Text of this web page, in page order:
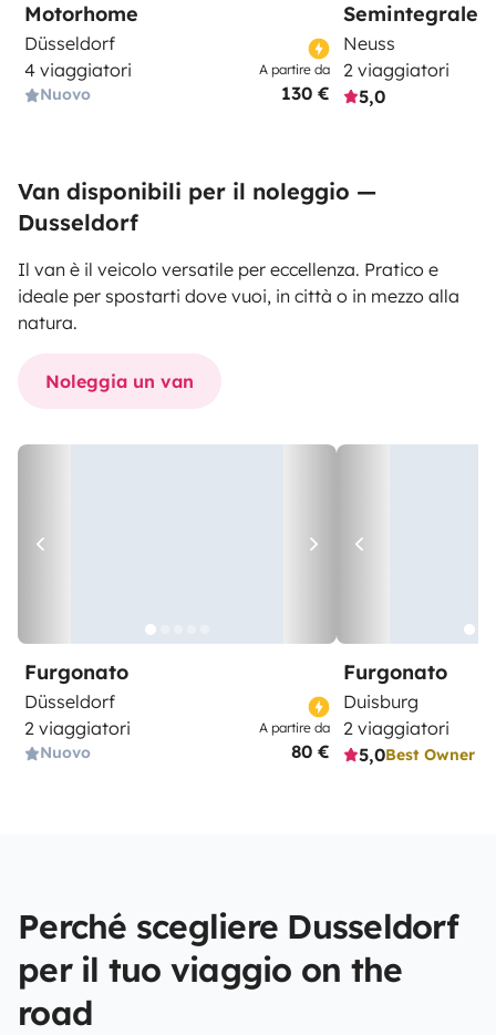
Motorhome
Düsseldorf
4 viaggiatori
Nuovo
A partire da
130 €
Semintegrale
Neuss
2 viaggiatori
5,0
Van disponibili per il noleggio —
Dusseldorf
Il van è il veicolo versatile per eccellenza. Pratico e
ideale per spostarti dove vuoi, in città o in mezzo alla
natura.
Noleggia un van
Furgonato
Düsseldorf
2 viaggiatori
Nuovo
A partire da
80 €
Furgonato
Duisburg
2 viaggiatori
5,0Best Owner
Perché scegliere Dusseldorf
per il tuo viaggio on the
road